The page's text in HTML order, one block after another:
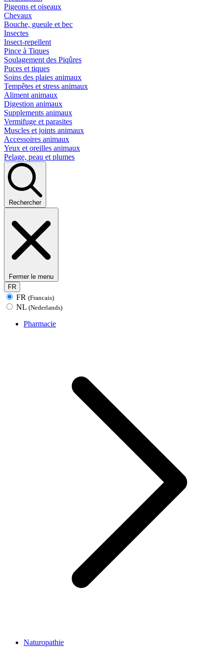
Pigeons et oiseaux
Chevaux
Bouche, gueule et bec
Insectes
Insect-repellent
Pince à Tiques
Soulagement des Piqûres
Puces et tiques
Soins des plaies animaux
Tempêtes et stress animaux
Aliment animaux
Digestion animaux
Supplements animaux
Vermifuge et parasites
Muscles et joints animaux
Accessoires animaux
Yeux et oreilles animaux
Pelage, peau et plumes
Rechercher
Fermer le menu
FR
FR (Francais)
NL (Nederlands)
Pharmacie
Naturopathie